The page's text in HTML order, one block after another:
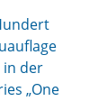
in der
„One